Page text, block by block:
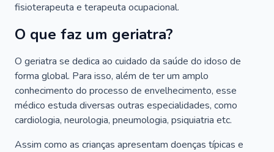
fisioterapeuta e terapeuta ocupacional.
O que faz um geriatra?
O geriatra se dedica ao cuidado da saúde do idoso de
forma global. Para isso, além de ter um amplo
conhecimento do processo de envelhecimento, esse
médico estuda diversas outras especialidades, como
cardiologia, neurologia, pneumologia, psiquiatria etc.
Assim como as crianças apresentam doenças típicas e